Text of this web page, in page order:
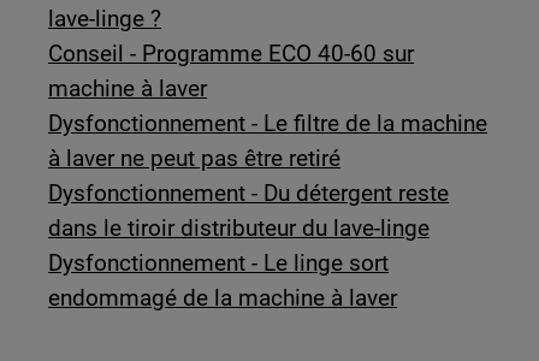
lave-linge ?
Conseil - Programme ECO 40-60 sur
machine à laver
Dysfonctionnement - Le filtre de la machine
à laver ne peut pas être retiré
Dysfonctionnement - Du détergent reste
dans le tiroir distributeur du lave-linge
Dysfonctionnement - Le linge sort
endommagé de la machine à laver